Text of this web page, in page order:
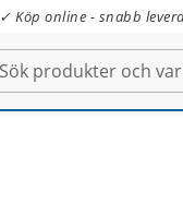
✓ Köp online - snabb